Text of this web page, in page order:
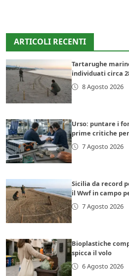
ARTICOLI RECENTI
Tartarughe
individuati circa
8 Agosto 2026
Urso: puntare i
prime critiche
7 Agosto 2026
Sicilia da record
il Wwf in campo
7 Agosto 2026
Bioplastiche
spicca il volo
6 Agosto 2026